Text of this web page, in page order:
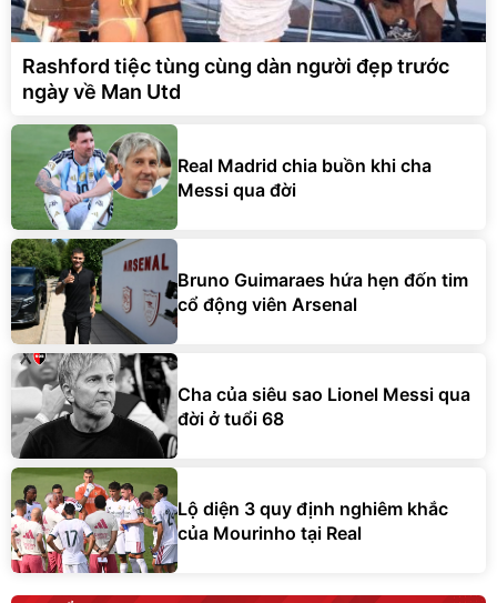
Rashford tiệc tùng cùng dàn người đẹp trước
ngày về Man Utd
Real Madrid chia buồn khi cha
Messi qua đời
Bruno Guimaraes hứa hẹn đốn tim
cổ động viên Arsenal
Cha của siêu sao Lionel Messi qua
đời ở tuổi 68
Lộ diện 3 quy định nghiêm khắc
của Mourinho tại Real